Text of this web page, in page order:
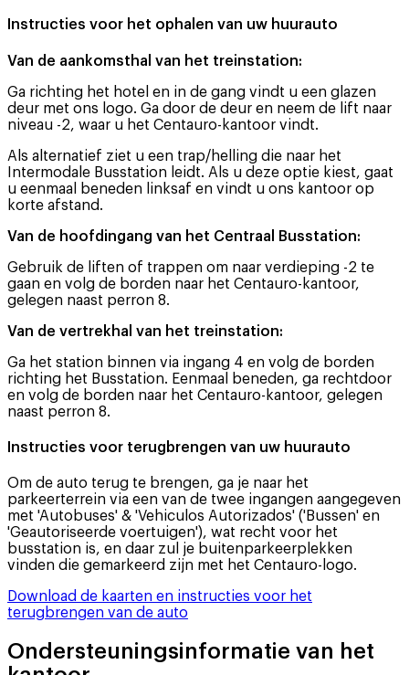
Instructies voor het ophalen van uw huurauto
Van de aankomsthal van het treinstation:
Ga richting het hotel en in de gang vindt u een glazen
deur met ons logo. Ga door de deur en neem de lift naar
niveau -2, waar u het Centauro-kantoor vindt.
Als alternatief ziet u een trap/helling die naar het
Intermodale Busstation leidt. Als u deze optie kiest, gaat
u eenmaal beneden linksaf en vindt u ons kantoor op
korte afstand.
Van de hoofdingang van het Centraal Busstation:
Gebruik de liften of trappen om naar verdieping -2 te
gaan en volg de borden naar het Centauro-kantoor,
gelegen naast perron 8.
Van de vertrekhal van het treinstation:
Ga het station binnen via ingang 4 en volg de borden
richting het Busstation. Eenmaal beneden, ga rechtdoor
en volg de borden naar het Centauro-kantoor, gelegen
naast perron 8.
Instructies voor terugbrengen van uw huurauto
Om de auto terug te brengen, ga je naar het
parkeerterrein via een van de twee ingangen aangegeven
met 'Autobuses' & 'Vehiculos Autorizados' ('Bussen' en
'Geautoriseerde voertuigen'), wat recht voor het
busstation is, en daar zul je buitenparkeerplekken
vinden die gemarkeerd zijn met het Centauro-logo.
Download de kaarten en instructies voor het
terugbrengen van de auto
Ondersteuningsinformatie van het